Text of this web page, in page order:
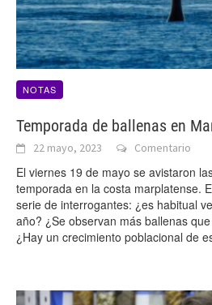
NOTAS
Temporada de ballenas en
22 mayo, 2023 Comentario
El viernes 19 de mayo se avistaron
temporada en la costa marplatense.
serie de interrogantes: ¿es habitual
año? ¿Se observan más ballenas
¿Hay un crecimiento poblacional de